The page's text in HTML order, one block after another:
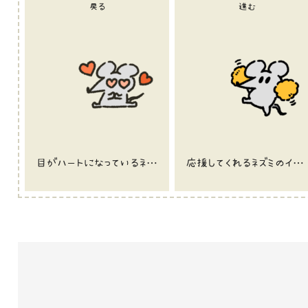
戻る
目がハートになっているネズミのイラスト
進む
応援してくれるネズミのイラスト